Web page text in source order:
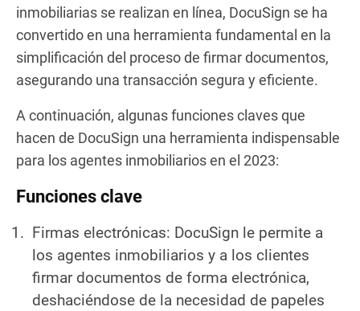
inmobiliarias se realizan en línea, DocuSign se ha
convertido en una herramienta fundamental en la
simplificación del proceso de firmar documentos,
asegurando una transacción segura y eficiente.
A continuación, algunas funciones claves que
hacen de DocuSign una herramienta indispensable
para los agentes inmobiliarios en el 2023:
Funciones clave
Firmas electrónicas: DocuSign le permite a
los agentes inmobiliarios y a los clientes
firmar documentos de forma electrónica,
deshaciéndose de la necesidad de papeles